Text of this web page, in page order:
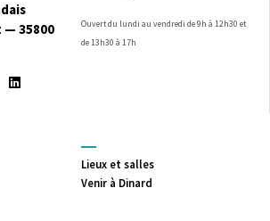
— 35800
LinkedIn
Ouvert du lundi au vendredi de 9h à 12h30 et
de 13h30 à 17h
MENU
SECONDAIRE
Lieux et salles
Venir à Dinard